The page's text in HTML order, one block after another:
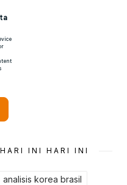
INI HARI INI
analisis korea brasil